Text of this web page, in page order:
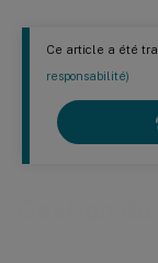
Ce article a été
responsabilité)